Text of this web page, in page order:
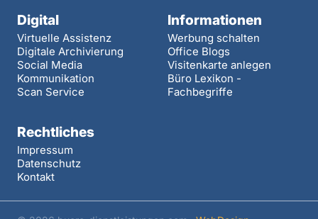
Digital
Virtuelle Assistenz
Digitale Archivierung
Social Media
Kommunikation
Scan Service
Informationen
Werbung schalten
Office Blogs
Visitenkarte anlegen
Büro Lexikon -
Fachbegriffe
Rechtliches
Impressum
Datenschutz
Kontakt